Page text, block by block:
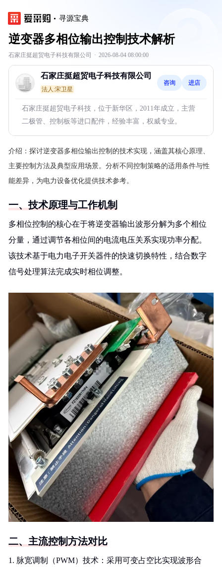
寻源宝典
逆变器多相位输出控制技术解析
石家庄挺超贸电子科技有限公司 · 2026-08-04 08:00:00
石家庄挺超贸电子科技有限公司
法人:宋卫星
咨询 进店
石家庄挺超贸电子科技，位于新华区，2011年成立，主营
二极管、控制板等进口配件，经验丰富，权威专业。
介绍： 探讨逆变器多相位输出控制的技术实现，涵盖其核心原理、
主要控制方法及典型应用场景。分析不同控制策略的适用条件与性
能差异，为电力设备优化提供技术参考。
一、技术原理与工作机制
多相位控制的核心在于将逆变器输出波形分解为多个相位
分量，通过调节各相位间的电流电压关系实现功率分配。
该技术基于电力电子开关器件的快速切换特性，结合数字
信号处理算法完成实时相位调整。
二、主流控制方法对比
1. 脉宽调制（PWM）技术：采用可变占空比实现波形合